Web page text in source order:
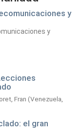
y
y
Fran (Venezuela,
el gran